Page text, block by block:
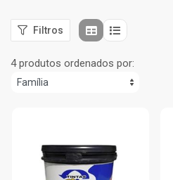
Filtros
4 produtos ordenados por: